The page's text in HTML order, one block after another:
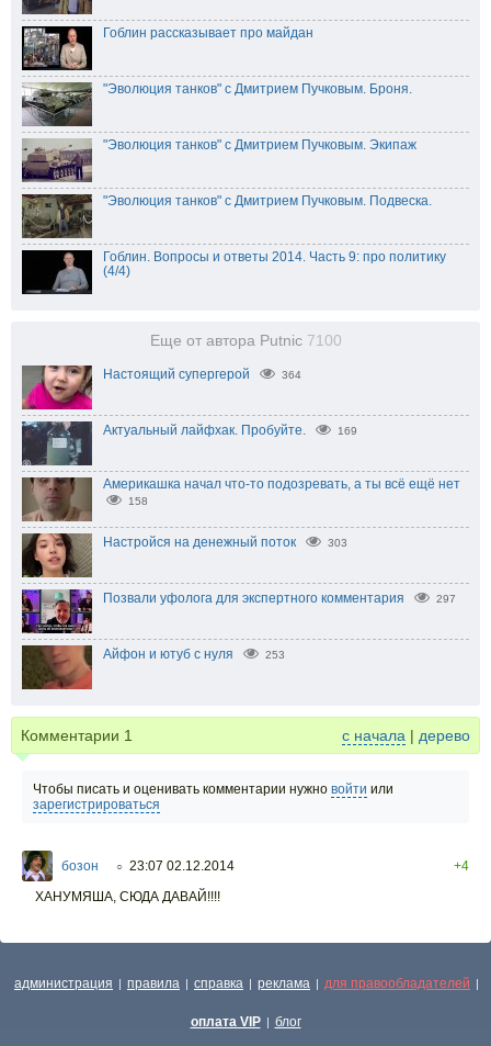
Гоблин рассказывает про майдан
"Эволюция танков" с Дмитрием Пучковым. Броня.
"Эволюция танков" с Дмитрием Пучковым. Экипаж
"Эволюция танков" с Дмитрием Пучковым. Подвеска.
Гоблин. Вопросы и ответы 2014. Часть 9: про политику
(4/4)
Еще от автора Putnic 7100
Настоящий супергерой 364
Актуальный лайфхак. Пробуйте. 169
Америкашка начал что-то подозревать, а ты всё ещё нет
158
Настройся на денежный поток 303
Позвали уфолога для экспертного комментария 297
Айфон и ютуб с нуля 253
Комментарии 1 с начала | дерево
Чтобы писать и оценивать комментарии нужно войти или
зарегистрироваться
бозон ○ 23:07 02.12.2014
+4
ХАНУМЯША, СЮДА ДАВАЙ!!!!
администрация | правила | справка | реклама | для правообладателей |
оплата VIP | блог